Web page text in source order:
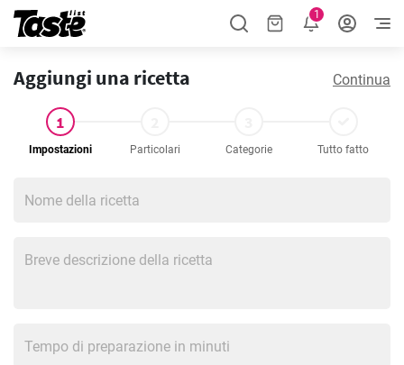
1
Aggiungi una ricetta Continua
1
Impostazioni Particolari Categorie Tutto fatto